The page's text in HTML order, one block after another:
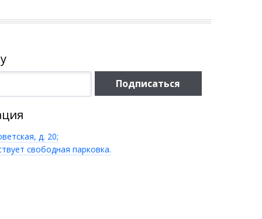
Подписаться
д. 20;
свободная парковка.